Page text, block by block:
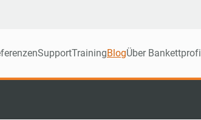
SupportTrainingBlogÜber Bankettprofi